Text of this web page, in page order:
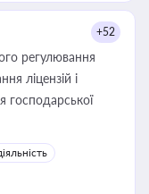
+52
регулювання
ліцензій і
господарської